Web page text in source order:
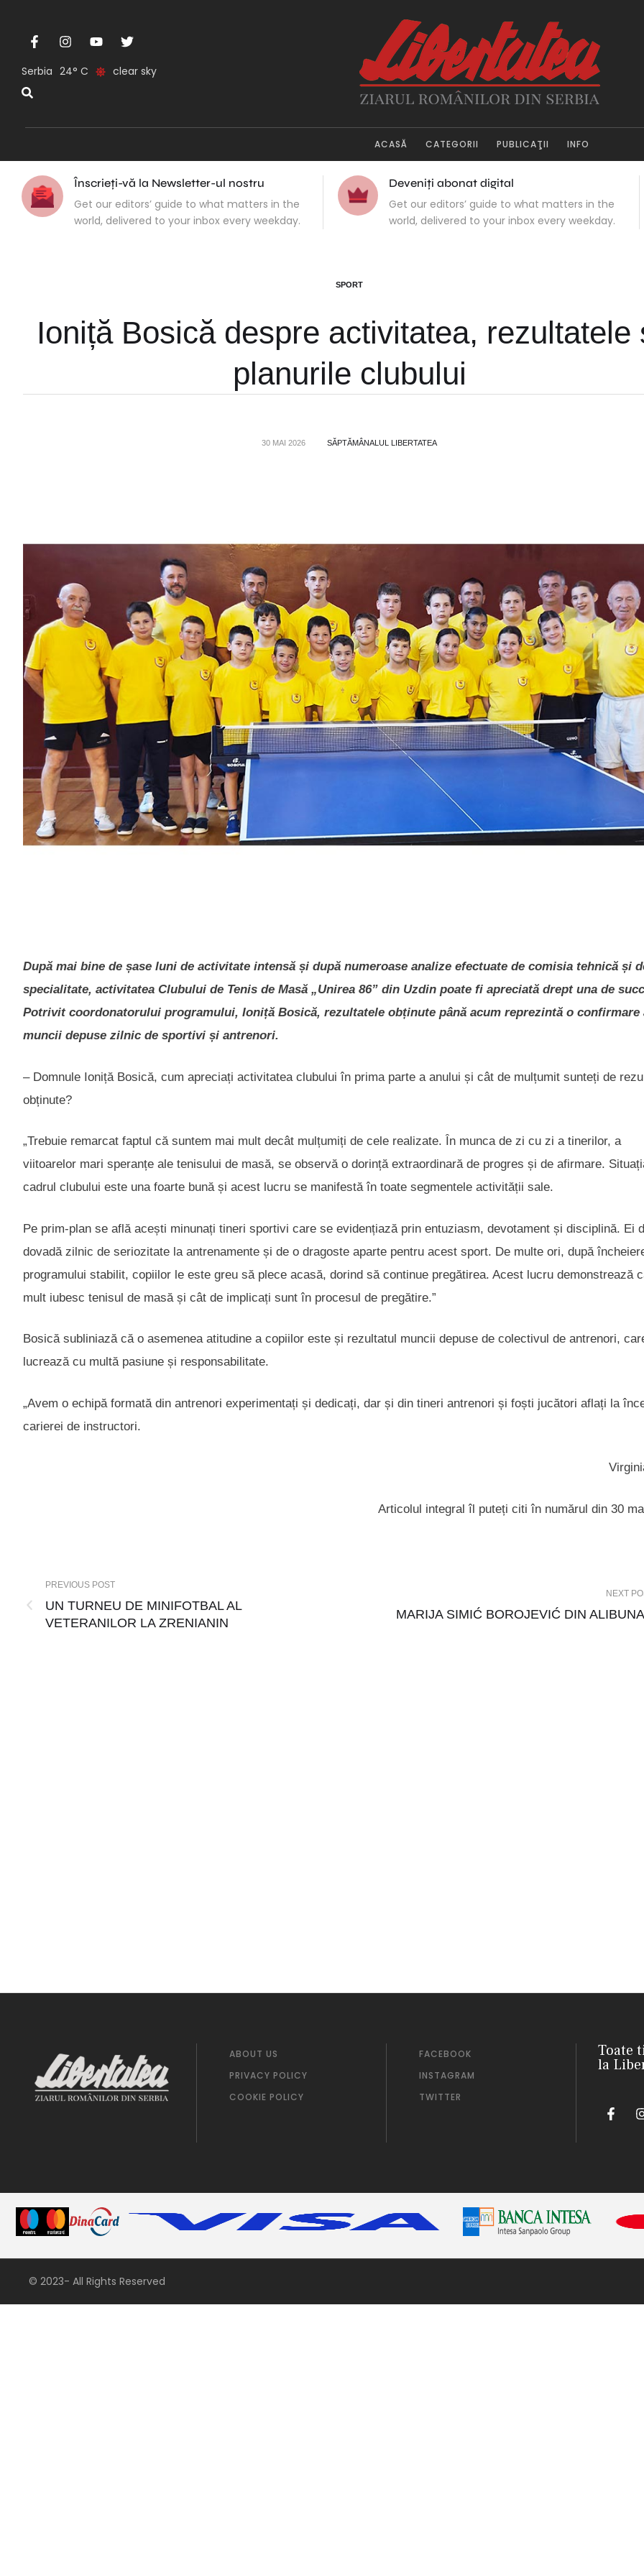
Serbia 24 clear sky
ACASĂ CATEGORII PUBLICAŢII INFO
Înscrieți-vă la Newsletter-ul nostru
Get our editors’ guide to what matters in the
world, delivered to your inbox every weekday.
Deveniți abonat digital
Get our editors’ guide to what matters in the
world, delivered to your inbox every weekday.
SPORT
Ioniță Bosică despre activitatea, rezultatele
planurile clubului
30 MAI 2026 SĂPTĂMÂNALUL LIBERTATEA
După mai bine de șase luni de activitate intensă și după numeroase analize efectuate de comisia tehnică și
specialitate, activitatea Clubului de Tenis de Masă „Unirea 86” din Uzdin poate fi apreciată drept una de
Potrivit coordonatorului programului, Ioniță Bosică, rezultatele obținute până acum reprezintă o confirmare
muncii depuse zilnic de sportivi și antrenori.
– Domnule Ioniță Bosică, cum apreciați activitatea clubului în prima parte a anului și cât de mulțumit sunteți de
obținute?
„Trebuie remarcat faptul că suntem mai mult decât mulțumiți de cele realizate. În munca de zi cu zi a tinerilor, a
viitoarelor mari speranțe ale tenisului de masă, se observă o dorință extraordinară de progres și de afirmare.
cadrul clubului este una foarte bună și acest lucru se manifestă în toate segmentele activității sale.
Pe prim-plan se află acești minunați tineri sportivi care se evidențiază prin entuziasm, devotament și disciplină. Ei
dovadă zilnic de seriozitate la antrenamente și de o dragoste aparte pentru acest sport. De multe ori, după
programului stabilit, copiilor le este greu să plece acasă, dorind să continue pregătirea. Acest lucru demonstrează
mult iubesc tenisul de masă și cât de implicați sunt în procesul de pregătire.”
Bosică subliniază că o asemenea atitudine a copiilor este și rezultatul muncii depuse de colectivul de antrenori,
lucrează cu multă pasiune și responsabilitate.
„Avem o echipă formată din antrenori experimentați și dedicați, dar și din tineri antrenori și foști jucători aflați la
carierei de instructori.
Articolul integral îl puteți citi în numărul din 30
PREVIOUS POST
UN TURNEU DE MINIFOTBAL AL
VETERANILOR LA ZRENIANIN
NEXT
MARIJA SIMIĆ BOROJEVIĆ DIN
ABOUT US
PRIVACY POLICY
COOKIE POLICY
FACEBOOK
INSTAGRAM
TWITTER
Toate
la
© 2023- All Rights Reserved